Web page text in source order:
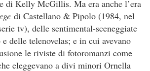
di Kelly McGillis. Ma era anche l’era
di Castellano & Pipolo (1984, nel
tv), delle sentimental-sceneggiate
delle telenovelas; e in cui avevano
le riviste di fotoromanzi come
eleggevano a divi minori Ornella